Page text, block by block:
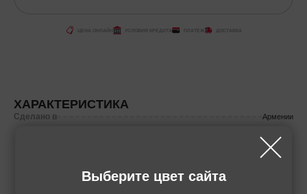
Выберите цвет сайта
ЦЕНА ОНЛАЙН УСЛОВИЯ КРЕДИТА ПЛАТЕЖ ДОСТАВКА
ХАРАКТЕРИСТИКА
Сделано в Армении